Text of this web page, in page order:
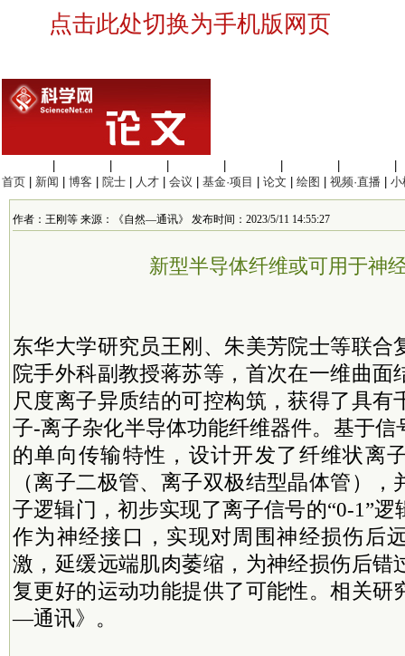
点击此处切换为手机版网页
首页
新闻 博客 院士 人才 会议 基金·项目 论文 绘图 视频·直播 小
作者：王刚等 来源：《自然—通讯》 发布时间：2023/5/11 14:55:27
新型半导体纤维或可用于神
东华大学研究员王刚、朱美芳院士等联合
院手外科副教授蒋苏等，首次在一维曲面
尺度离子异质结的可控构筑，获得了具有
子-离子杂化半导体功能纤维器件。基于信
的单向传输特性，设计开发了纤维状离
（离子二极管、离子双极结型晶体管）
子逻辑门，初步实现了离子信号的“0-1”
作为神经接口，实现对周围神经损伤后
激，延缓远端肌肉萎缩，为神经损伤后错
复更好的运动功能提供了可能性。相关研
—通讯》。